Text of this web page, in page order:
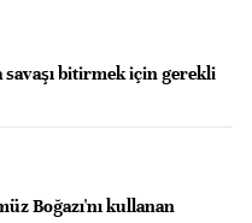
savaşı bitirmek için gerekli
Boğazı'nı kullanan